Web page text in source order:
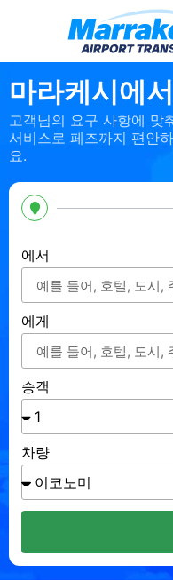
마라케시에
고객님의 요구 사항에 맞
서비스로 페즈까지 편안
요.
에서
에게
승객
차량